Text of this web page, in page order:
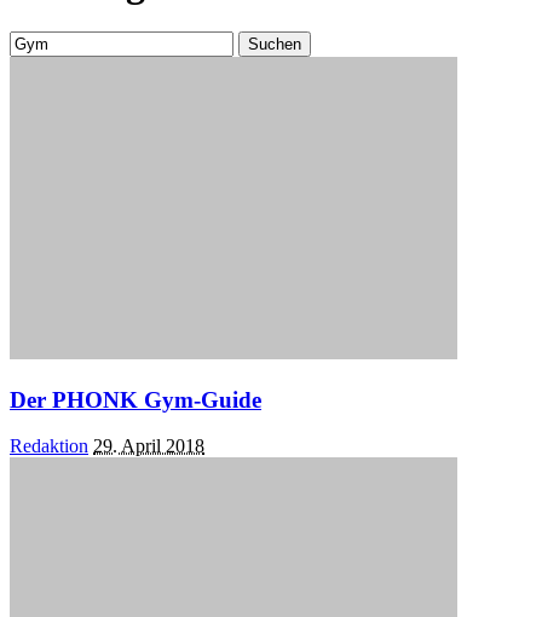
Suchen
nach:
Der PHONK Gym-Guide
Posted
Redaktion 29. April 2018